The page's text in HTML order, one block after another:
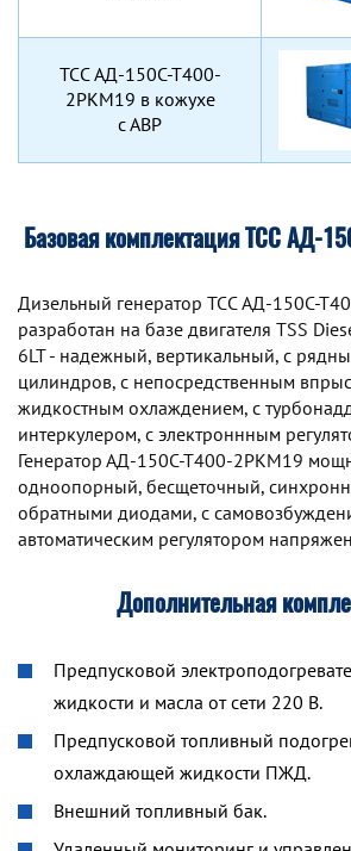
TCC АД-150С-Т400-
2РКМ19 в кожухе
с АВР
Базовая комплектация ТСС АД-
Дизельный генератор TCC АД-150С-
разработан на базе двигателя TSS
6LT - надежный, вертикальный, с
цилиндров, с непосредственным
жидкостным охлаждением, с
интеркулером, с электроннным
Генератор АД-150С-Т400-2РКМ19
одноопорный, бесщеточный,
обратными диодами, с
автоматическим регулятором
Дополнительная
Предпусковой
жидкости и масла от сети 220 В.
Предпусковой топливный
охлаждающей жидкости ПЖД.
Внешний топливный бак.